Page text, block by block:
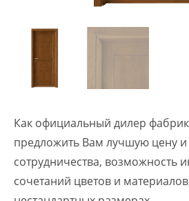
Как официальный дилер
предложить Вам лучшую цену и
сотрудничества, возможность
сочетаний цветов и